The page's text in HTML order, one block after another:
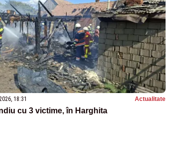
18:31 Actualitate
cu 3 victime, în Harghita